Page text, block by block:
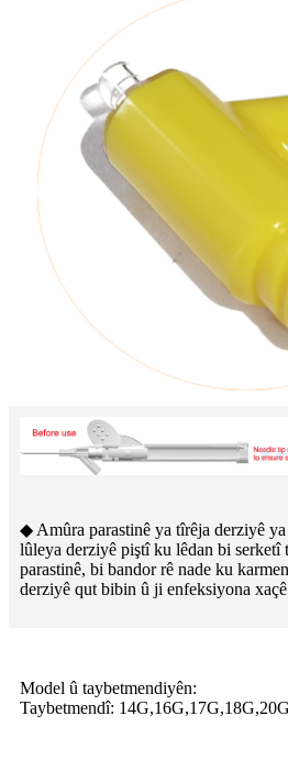
◆ Amûra parastinê ya tîrêja derziyê
lûleya derziyê piştî ku lêdan bi serketî
parastinê, bi bandor rê nade ku
derziyê qut bibin û ji enfeksiyona
Model û taybetmendiyên:
Taybetmendî: